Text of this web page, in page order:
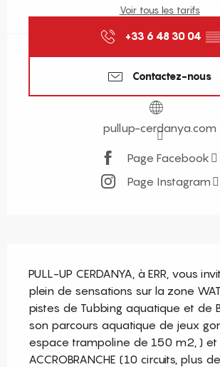
Voir tous les tarifs
+33 6 48 30 04 ▒▒
Contactez-nous
pullup-cerdanya.com
Page Facebook
Page Instagram
PULL-UP CERDANYA, à ERR, vous
plein de sensations sur la zone
pistes de Tubbing aquatique et de
son parcours aquatique de jeux
espace trampoline de 150 m2, ) et
ACCROBRANCHE (10 circuits, plus